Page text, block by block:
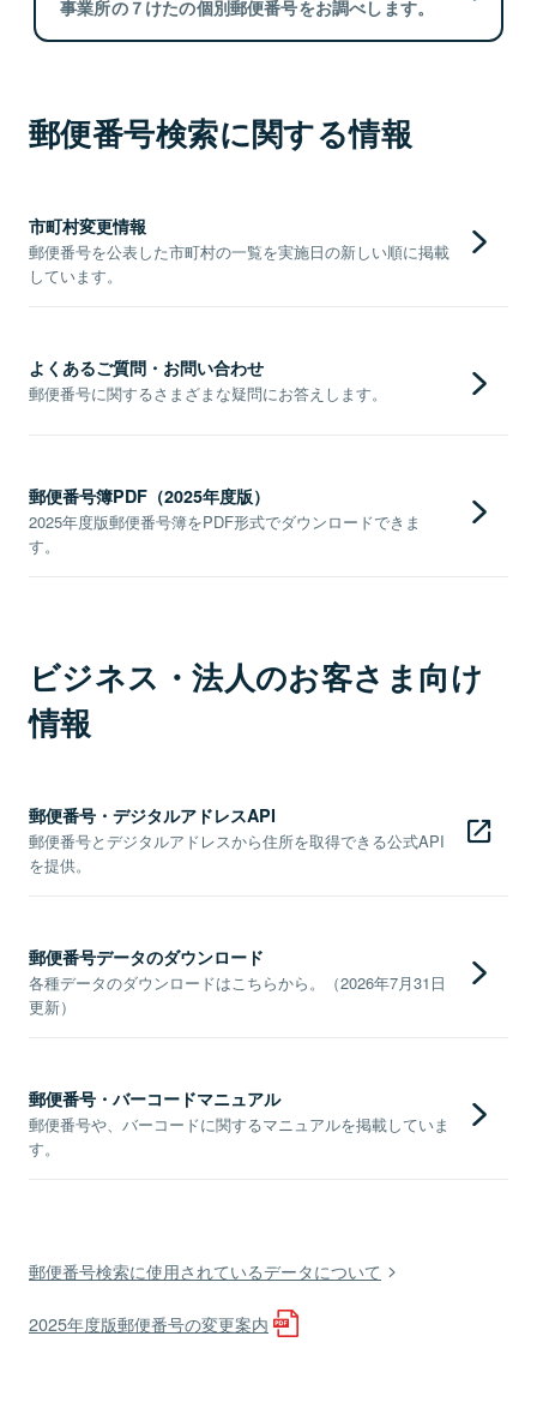
事業所の７けたの個別郵便番号をお調べします。
郵便番号検索に関する情報
市町村変更情報
郵便番号を公表した市町村の一覧を実施日の新しい順に掲載
しています。
よくあるご質問・お問い合わせ
郵便番号に関するさまざまな疑問にお答えします。
郵便番号簿PDF（2025年度版）
2025年度版郵便番号簿をPDF形式でダウンロードできま
す。
ビジネス・法人のお客さま向け
情報
郵便番号・デジタルアドレスAPI
郵便番号とデジタルアドレスから住所を取得できる公式API
を提供。
郵便番号データのダウンロード
各種データのダウンロードはこちらから。（2026年7月31日
更新）
郵便番号・バーコードマニュアル
郵便番号や、バーコードに関するマニュアルを掲載していま
す。
郵便番号検索に使用されているデータについて
2025年度版郵便番号の変更案内